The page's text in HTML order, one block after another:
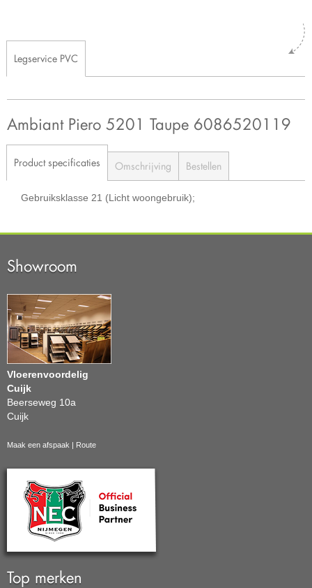
Legservice PVC
Ambiant Piero 5201 Taupe 6086520119
Product specificaties Omschrijving Bestellen
Gebruiksklasse 21 (Licht woongebruik);
Showroom
Vloerenvoordelig
Cuijk
Beerseweg 10a
Cuijk
Maak een afspaak | Route
Top merken